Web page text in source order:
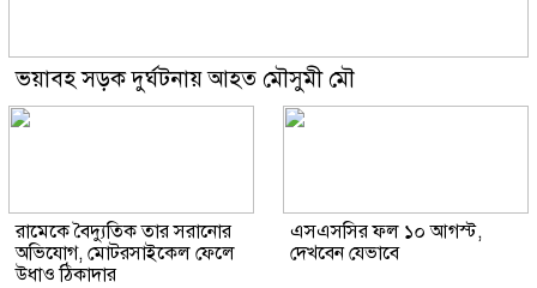
ভয়াবহ সড়ক দুর্ঘটনায় আহত মৌসুমী মৌ
রামেকে বৈদ্যুতিক তার সরানোর
অভিযোগ, মোটরসাইকেল ফেলে
উধাও ঠিকাদার
এসএসসির ফল ১০ আগস্ট,
দেখবেন যেভাবে